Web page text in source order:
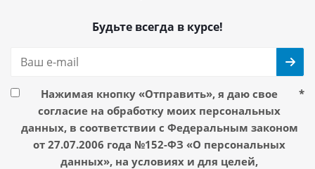
Будьте всегда в курсе!
Нажимая кнопку «Отправить», я даю свое
согласие на обработку моих персональных
данных, в соответствии с Федеральным законом
от 27.07.2006 года №152-ФЗ «О персональных
данных», на условиях и для целей,
*